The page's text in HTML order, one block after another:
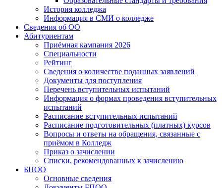
История колледжа
Информация в СМИ о колледже
Сведения об ОО
Абитуриентам
Приёмная кампания 2026
Специальности
Рейтинг
Сведения о количестве поданных заявлений
Документы для поступления
Перечень вступительных испытаний
Информация о формах проведения вступительных
испытаний
Расписание вступительных испытаний
Расписание подготовительных (платных) курсов
Вопросы и ответы на обращения, связанные с
приёмом в Колледж
Приказ о зачислении
Списки, рекомендованных к зачислению
БПОО
Основные сведения